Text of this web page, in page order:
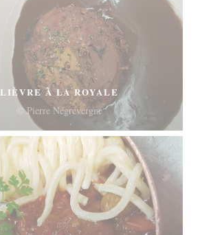
LIÈVRE À LA ROYALE
© Pierre Négrevergne